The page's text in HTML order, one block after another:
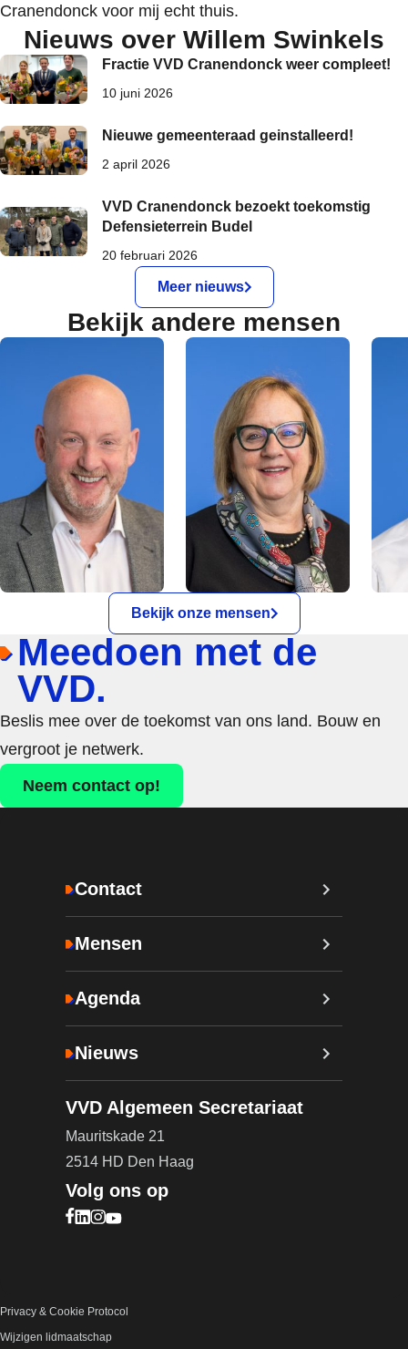
Cranendonck voor mij echt thuis.
Nieuws over Willem Swinkels
Fractie VVD Cranendonck weer compleet!
10 juni 2026
Nieuwe gemeenteraad geinstalleerd!
2 april 2026
VVD Cranendonck bezoekt toekomstig
Defensieterrein Budel
20 februari 2026
Meer nieuws
Bekijk andere mensen
Bekijk onze mensen
Meedoen met de
VVD.
Beslis mee over de toekomst van ons land. Bouw en
vergroot je netwerk.
Neem contact op!
Contact
Mensen
Agenda
Nieuws
VVD Algemeen Secretariaat
Mauritskade 21
2514 HD Den Haag
Volg ons op
Bezoek onze Facebook pagina (opent in nieuw
Bezoek onze LinkedIn pagina (opent in nieuw
Bezoek onze Instagram pagina (opent in
Bezoek onze YouTube pagina (opent in
Privacy & Cookie Protocol
Wijzigen lidmaatschap